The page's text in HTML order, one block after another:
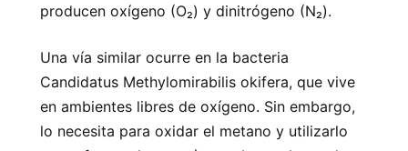
producen oxígeno (O₂) y dinitrógeno (N₂).
Una vía similar ocurre en la bacteria
Candidatus Methylomirabilis okifera, que vive
en ambientes libres de oxígeno. Sin embargo,
lo necesita para oxidar el metano y utilizarlo